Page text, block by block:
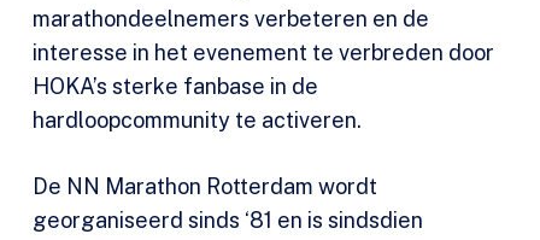
marathondeelnemers verbeteren en de
interesse in het evenement te verbreden door
HOKA’s sterke fanbase in de
hardloopcommunity te activeren.
De NN Marathon Rotterdam wordt
georganiseerd sinds ‘81 en is sindsdien